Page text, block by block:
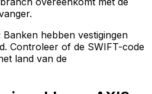
Banken hebben vestigingen
Controleer of de SWIFT-code
land van de